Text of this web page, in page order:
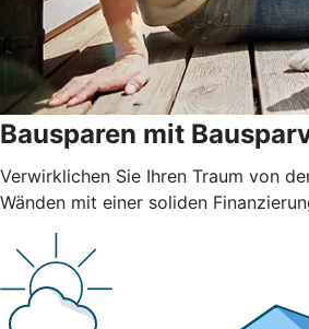
Bausparen mit
Verwirklichen Sie Ihren Traum von
Wänden mit einer soliden